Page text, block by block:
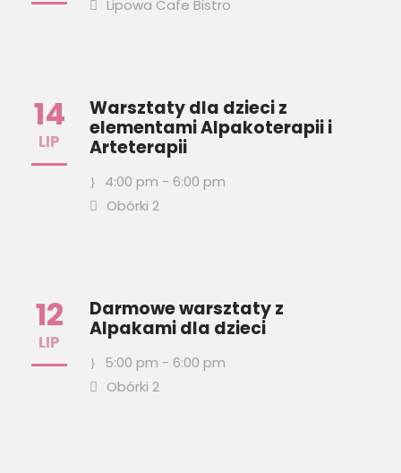
Lipowa Cafe Bistro
14
LIP
Warsztaty dla dzieci z
elementami Alpakoterapii i
Arteterapii
4:00 pm - 6:00 pm
Obórki 2
12
LIP
Darmowe warsztaty z
Alpakami dla dzieci
5:00 pm - 6:00 pm
Obórki 2